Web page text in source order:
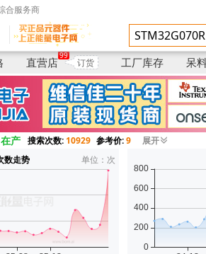
合服务商
直营店
99
订货 工厂库存 呆
在产 搜索次数:10929 参考价:9
展开
数走势
单位：次
供应商